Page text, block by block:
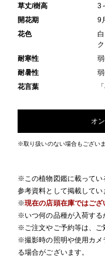
草丈/樹高
3
開花期
9
花色
耐寒性
耐暑性
花言葉
オ
※取り扱いのない場合もござい
※この植物図鑑に載ってい
参考資料として掲載してい
※現在の店頭在庫ではござ
※いつ何の品種が入荷する
※ご注文やご予約等は、ご
※撮影時の照明や使用カメ
る場合がございます。